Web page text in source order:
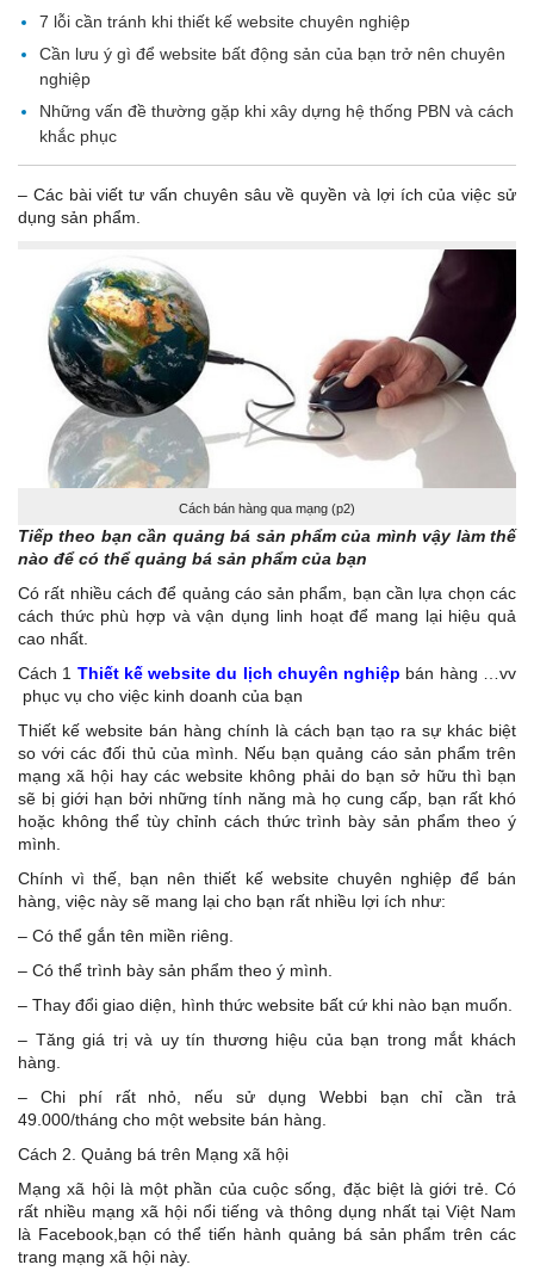
7 lỗi cần tránh khi thiết kế website chuyên nghiệp
Cần lưu ý gì để website bất động sản của bạn trở nên chuyên
nghiệp
Những vấn đề thường gặp khi xây dựng hệ thống PBN và cách
khắc phục
– Các bài viết tư vấn chuyên sâu về quyền và lợi ích của việc sử
dụng sản phẩm.
Cách bán hàng qua mạng (p2)
Tiếp theo bạn cần quảng bá sản phẩm của mình vậy làm thế
nào để có thể quảng bá sản phẩm của bạn
Có rất nhiều cách để quảng cáo sản phẩm, bạn cần lựa chọn các
cách thức phù hợp và vận dụng linh hoạt để mang lại hiệu quả
cao nhất.
Cách 1 Thiết kế website du lịch chuyên nghiệp bán hàng …vv
phục vụ cho việc kinh doanh của bạn
Thiết kế website bán hàng chính là cách bạn tạo ra sự khác biệt
so với các đối thủ của mình. Nếu bạn quảng cáo sản phẩm trên
mạng xã hội hay các website không phải do bạn sở hữu thì bạn
sẽ bị giới hạn bởi những tính năng mà họ cung cấp, bạn rất khó
hoặc không thể tùy chỉnh cách thức trình bày sản phẩm theo ý
mình.
Chính vì thế, bạn nên thiết kế website chuyên nghiệp để bán
hàng, việc này sẽ mang lại cho bạn rất nhiều lợi ích như:
– Có thể gắn tên miền riêng.
– Có thể trình bày sản phẩm theo ý mình.
– Thay đổi giao diện, hình thức website bất cứ khi nào bạn muốn.
– Tăng giá trị và uy tín thương hiệu của bạn trong mắt khách
hàng.
– Chi phí rất nhỏ, nếu sử dụng Webbi bạn chỉ cần trả
49.000/tháng cho một website bán hàng.
Cách 2. Quảng bá trên Mạng xã hội
Mạng xã hội là một phần của cuộc sống, đặc biệt là giới trẻ. Có
rất nhiều mạng xã hội nổi tiếng và thông dụng nhất tại Việt Nam
là Facebook,bạn có thể tiến hành quảng bá sản phẩm trên các
trang mạng xã hội này.